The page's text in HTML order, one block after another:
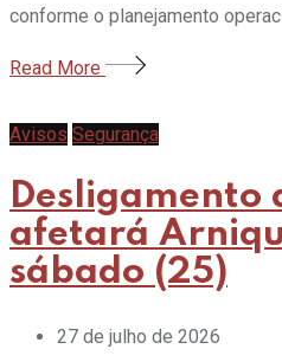
conforme o planejamento
Read More
Avisos Segurança
Desligamento
afetará
sábado (25)
27 de julho de 2026